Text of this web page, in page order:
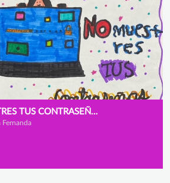
NO MUESTRES TUS CONTRASEÑAS
Fernanda